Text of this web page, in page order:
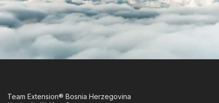
Team Extension® Bosnia Herzegovina